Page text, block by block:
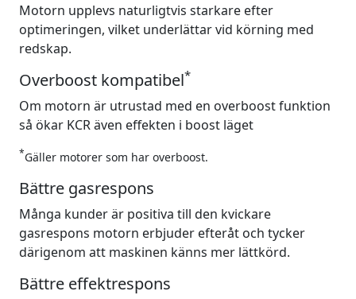
Motorn upplevs naturligtvis starkare efter
optimeringen, vilket underlättar vid körning med
redskap.
Overboost kompatibel*
Om motorn är utrustad med en overboost funktion
så ökar KCR även effekten i boost läget
*Gäller motorer som har overboost.
Bättre gasrespons
Många kunder är positiva till den kvickare
gasrespons motorn erbjuder efteråt och tycker
därigenom att maskinen känns mer lättkörd.
Bättre effektrespons